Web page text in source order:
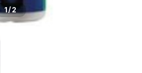
1/2